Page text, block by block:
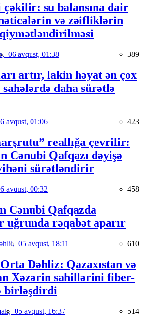
çəkilir: su balansına dair
və zəifliklərin
06 avqust, 01:38 389
artır, lakin həyat ən çox
sahələrdə daha sürətlə
avqust, 01:06 423
reallığa çevrilir:
Cənubi Qafqazı dəyişə
sürətləndirir
avqust, 00:32 458
Cənubi Qafqazda
uğrunda rəqabət aparır
05 avqust, 18:11 610
Dəhliz: Qazaxıstan və
Xəzərin sahillərini fiber-
birləşdirdi
05 avqust, 16:37 514